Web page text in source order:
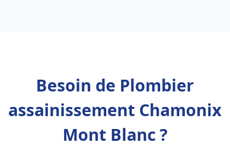
Besoin de Plombier
assainissement Chamonix
Mont Blanc ?